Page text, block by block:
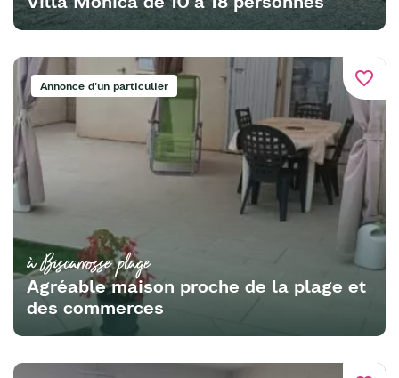
favorite_border
Annonce d'un particulier
à Biscarrosse plage
Agréable maison proche de la plage et
des commerces